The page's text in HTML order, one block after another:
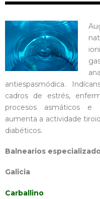
antiespasmódica.
cadros de estrés,
procesos asmáticos e
aumenta a actividade
diabéticos.
Balnearios
Galicia
Carballino